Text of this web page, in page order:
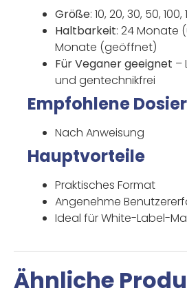
Größe: 10, 20, 30, 50, 100,
Haltbarkeit: 24 Monate
Monate (geöffnet)
Für Veganer geeignet –
und gentechnikfrei
Empfohlene
Nach Anweisung
Hauptvorteile
Praktisches Format
Angenehme
Ideal für White-Label-
Ähnliche